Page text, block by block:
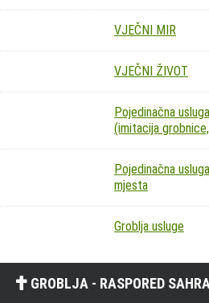
VJEČNI MIR
VJEČNI ŽIVOT
Pojedinačna
(imitacija
Pojedinačna
mjesta
Groblja usluge
GROBLJA - RASPORED